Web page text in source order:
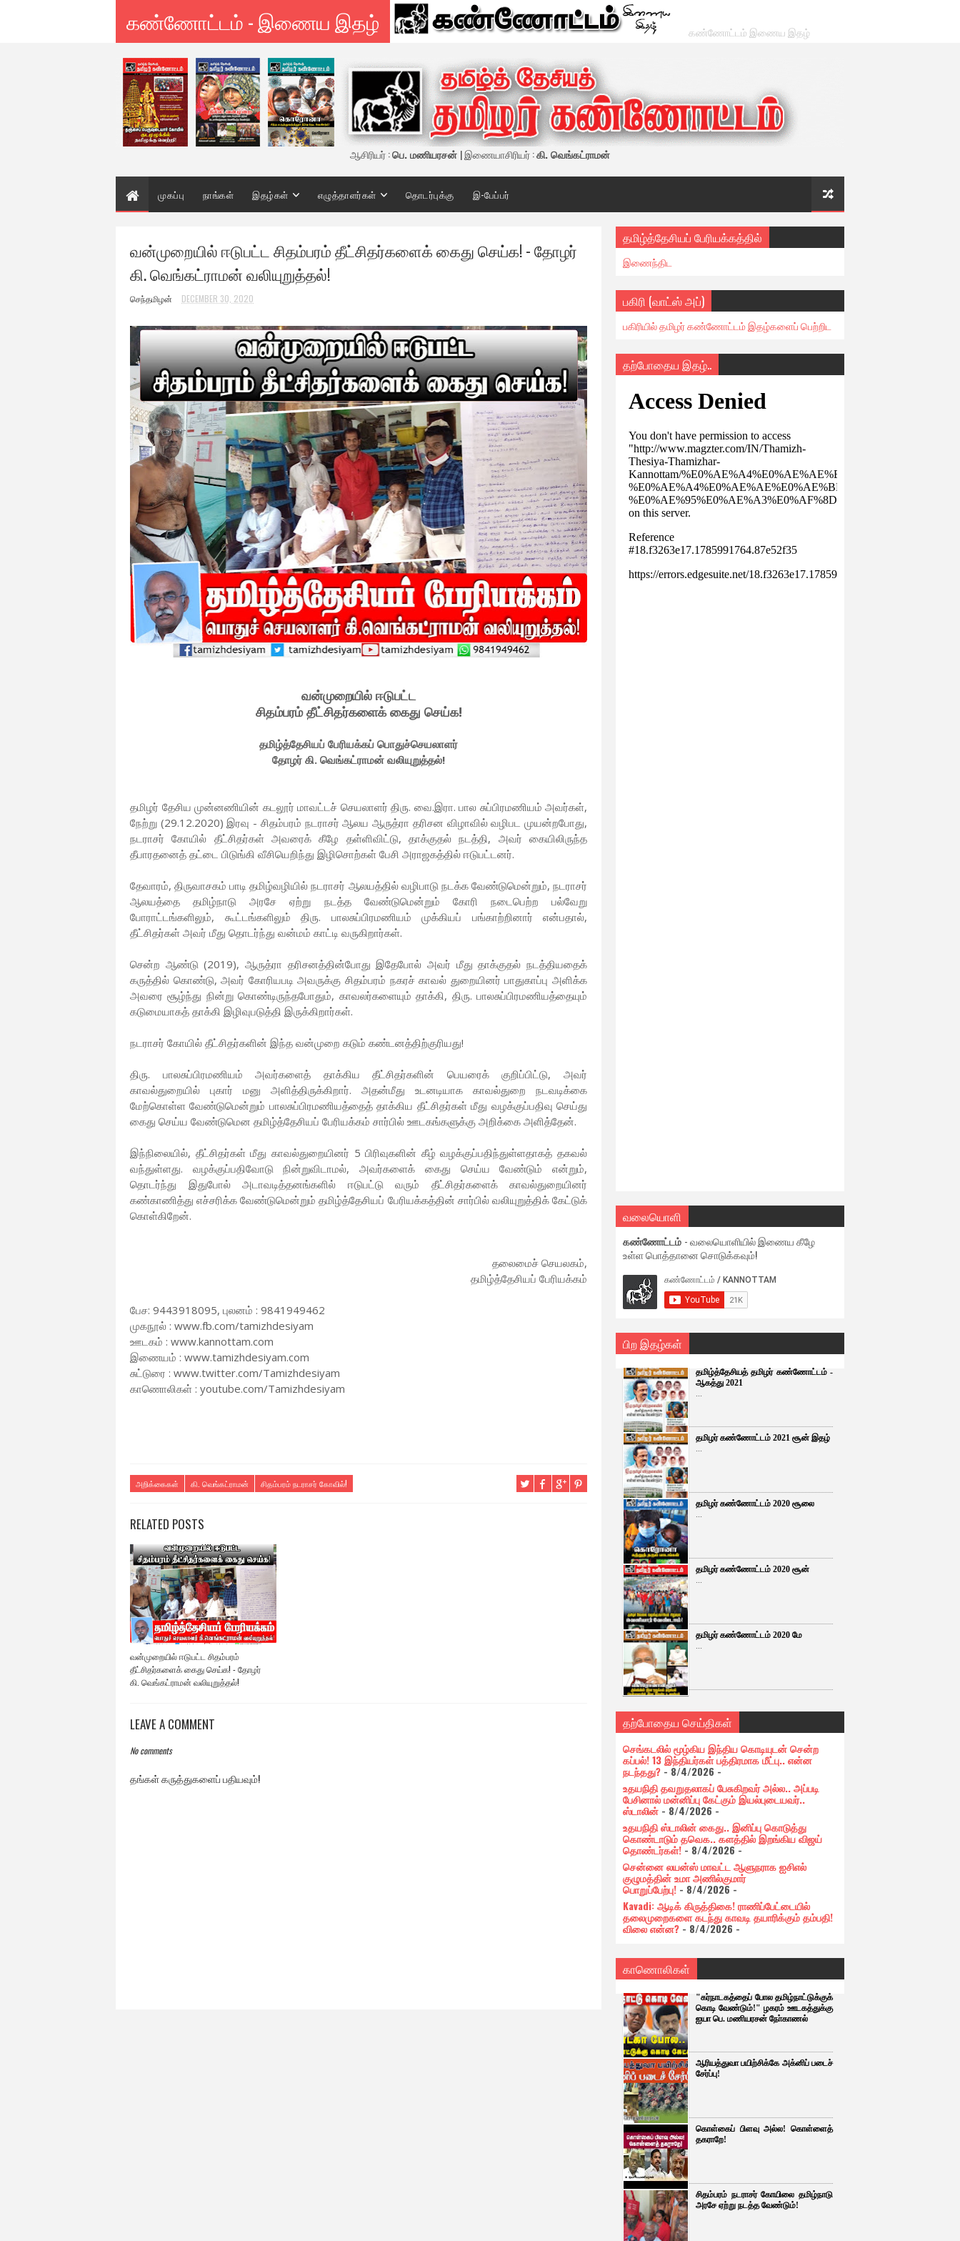
கண்ணோட்டம் - இணைய இதழ் கண்ணோட்டம் இணைய இதழ்
ஆசிரியர் :பெ. மணியரசன் | இணையாசிரியர் :கி. வெங்கட்ராமன்
முகப்பு நாங்கள் இதழ்கள் எழுத்தாளர்கள் தொடர்புக்கு இ-பேப்பர்
வன்முறையில் ஈடுபட்ட சிதம்பரம் தீட்சிதர்களைக் கைது செய்க! - தோழர்
கி. வெங்கட்ராமன் வலியுறுத்தல்!
செந்தமிழன் DECEMBER 30, 2020
வன்முறையில் ஈடுபட்ட
சிதம்பரம் தீட்சிதர்களைக் கைது செய்க!
தமிழ்த்தேசியப் பேரியக்கப் பொதுச்செயலாளர்
தோழர் கி. வெங்கட்ராமன் வலியுறுத்தல்!
தமிழர் தேசிய முன்னணியின் கடலூர் மாவட்டச் செயலாளர் திரு. வை.இரா. பால சுப்பிரமணியம் அவர்கள்,
நேற்று (29.12.2020) இரவு - சிதம்பரம் நடராசர் ஆலய ஆருத்ரா தரிசன விழாவில் வழிபட முயன்றபோது,
நடராசர் கோயில் தீட்சிதர்கள் அவரைக் கீழே தள்ளிவிட்டு, தாக்குதல் நடத்தி, அவர் கையிலிருந்த
தீபாரதனைத் தட்டை பிடுங்கி வீசியெறிந்து இழிசொற்கள் பேசி அராஜகத்தில் ஈடுபட்டனர்.
தேவாரம், திருவாசகம் பாடி தமிழ்வழியில் நடராசர் ஆலயத்தில் வழிபாடு நடக்க வேண்டுமென்றும், நடராசர்
ஆலயத்தை தமிழ்நாடு அரசே ஏற்று நடத்த வேண்டுமென்றும் கோரி நடைபெற்ற பல்வேறு
போராட்டங்களிலும், கூட்டங்களிலும் திரு. பாலசுப்பிரமணியம் முக்கியப் பங்காற்றினார் என்பதால்,
தீட்சிதர்கள் அவர் மீது தொடர்ந்து வன்மம் காட்டி வருகிறார்கள்.
சென்ற ஆண்டு (2019), ஆருத்ரா தரிசனத்தின்போது இதேபோல் அவர் மீது தாக்குதல் நடத்தியதைக்
கருத்தில் கொண்டு, அவர் கோரியபடி அவருக்கு சிதம்பரம் நகரச் காவல் துறையினர் பாதுகாப்பு அளிக்க
அவரை சூழ்ந்து நின்று கொண்டிருந்தபோதும், காவலர்களையும் தாக்கி, திரு. பாலசுப்பிரமணியத்தையும்
கடுமையாகத் தாக்கி இழிவுபடுத்தி இருக்கிறார்கள்.
நடராசர் கோயில் தீட்சிதர்களின் இந்த வன்முறை கடும் கண்டனத்திற்குரியது!
திரு. பாலசுப்பிரமணியம் அவர்களைத் தாக்கிய தீட்சிதர்களின் பெயரைக் குறிப்பிட்டு, அவர்
காவல்துறையில் புகார் மனு அளித்திருக்கிறார். அதன்மீது உடனடியாக காவல்துறை நடவடிக்கை
மேற்கொள்ள வேண்டுமென்றும் பாலசுப்பிரமணியத்தைத் தாக்கிய தீட்சிதர்கள் மீது வழக்குப்பதிவு செய்து
கைது செய்ய வேண்டுமென தமிழ்த்தேசியப் பேரியக்கம் சார்பில் ஊடகங்களுக்கு அறிக்கை அளித்தேன்.
இந்நிலையில், தீட்சிதர்கள் மீது காவல்துறையினர் 5 பிரிவுகளின் கீழ் வழக்குப்பதிந்துள்ளதாகத் தகவல்
வந்துள்ளது. வழக்குப்பதிவோடு நின்றுவிடாமல், அவர்களைக் கைது செய்ய வேண்டும் என்றும்,
தொடர்ந்து இதுபோல் அடாவடித்தனங்களில் ஈடுபட்டு வரும் தீட்சிதர்களைக் காவல்துறையினர்
கண்காணித்து எச்சரிக்க வேண்டுமென்றும் தமிழ்த்தேசியப் பேரியக்கத்தின் சார்பில் வலியுறுத்திக் கேட்டுக்
கொள்கிறேன்.
தலைமைச் செயலகம்,
தமிழ்த்தேசியப் பேரியக்கம்
பேச: 9443918095, புலனம் : 9841949462
முகநூல் : www.fb.com/tamizhdesiyam
ஊடகம் : www.kannottam.com
இணையம் : www.tamizhdesiyam.com
சுட்டுரை : www.twitter.com/Tamizhdesiyam
காணொலிகள் : youtube.com/Tamizhdesiyam
அறிக்கைகள் கி. வெங்கட்ராமன் சிதம்பரம் நடராசர் கோவில்!
RELATED POSTS
வன்முறையில் ஈடுபட்ட சிதம்பரம்
தீட்சிதர்களைக் கைது செய்க! - தோழர்
கி. வெங்கட்ராமன் வலியுறுத்தல்!
LEAVE A COMMENT
No comments
தங்கள் கருத்துகளைப் பதியவும்!
தமிழ்த்தேசியப் பேரியக்கத்தில்
இணைந்திட
பகிரி (வாட்ஸ் அப்)
பகிரியில் தமிழர் கண்ணோட்டம் இதழ்களைப் பெற்றிட
தற்போதைய இதழ்..
வலையொளி
கண்ணோட்டம் - வலையொளியில் இணைய கீழே
உள்ள பொத்தானை சொடுக்கவும்!
பிற இதழ்கள்
தமிழ்த்தேசியத் தமிழர் கண்ணோட்டம் -
ஆகத்து 2021
...
தமிழர் கண்ணோட்டம் 2021 சூன் இதழ்
...
தமிழர் கண்ணோட்டம் 2020 சூலை
...
தமிழர் கண்ணோட்டம் 2020 சூன்
...
தமிழர் கண்ணோட்டம் 2020 மே
...
தற்போதைய செய்திகள்
செங்கடலில் மூழ்கிய இந்திய கொடியுடன் சென்ற
கப்பல்! 13 இந்தியர்கள் பத்திரமாக மீட்பு.. என்ன
நடந்தது? - 8/4/2026 -
உதயநிதி தவறுதலாகப் பேசுகிறவர் அல்ல.. அப்படி
பேசினால் மன்னிப்பு கேட்கும் இயல்புடையவர்..
ஸ்டாலின் - 8/4/2026 -
உதயநிதி ஸ்டாலின் கைது.. இனிப்பு கொடுத்து
கொண்டாடும் தவெக.. களத்தில் இறங்கிய விஜய்
தொண்டர்கள்!- 8/4/2026-
சென்னை லயன்ஸ் மாவட்ட ஆளுநராக ஐசிஎல்
குழுமத்தின் உமா அணில்குமார்
பொறுப்பேற்பு! - 8/4/2026 -
Kavadi: ஆடிக் கிருத்திகை! ராணிப்பேட்டையில்
தலைமுறைகளை கடந்து காவடி தயாரிக்கும் தம்பதி!
விலை என்ன? - 8/4/2026 -
காணொலிகள்
"கர்நாடகத்தைப் போல தமிழ்நாட்டுக்குக்
கொடி வேண்டும்!" ழகரம் ஊடகத்துக்கு
ஐயா பெ. மணியரசன் நோ்காணல்
ஆரியத்துவா பயிற்சிக்கே அக்னிப் படைச்
சேர்ப்பு!
கொள்கைப் பிளவு அல்ல! கொள்ளைத்
தகராறே!
சிதம்பரம் நடராசர் கோயிலை தமிழ்நாடு
அரசே ஏற்று நடத்த வேண்டும்!